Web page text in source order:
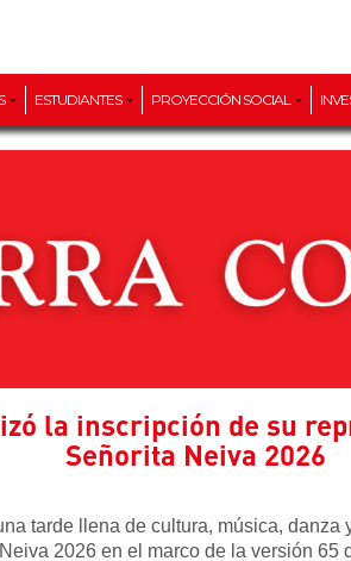
ESTUDIANTES PROYECCIÓN SOCIAL
la inscripción de su
Señorita Neiva 2026
tarde llena de cultura, música,
2026 en el marco de la versión